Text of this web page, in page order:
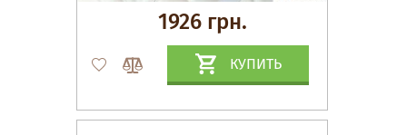
1926 грн.
КУПИТЬ